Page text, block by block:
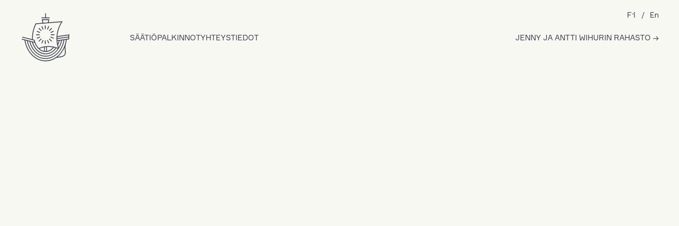
SÄÄTIÖPALKINNOTYHTEYSTIEDOT JENNY JA ANTTI WIHURIN RAHASTO
Fi En